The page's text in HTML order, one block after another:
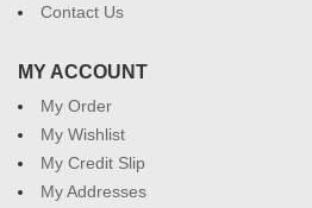
Contact Us
MY ACCOUNT
My Order
My Wishlist
My Credit Slip
My Addresses